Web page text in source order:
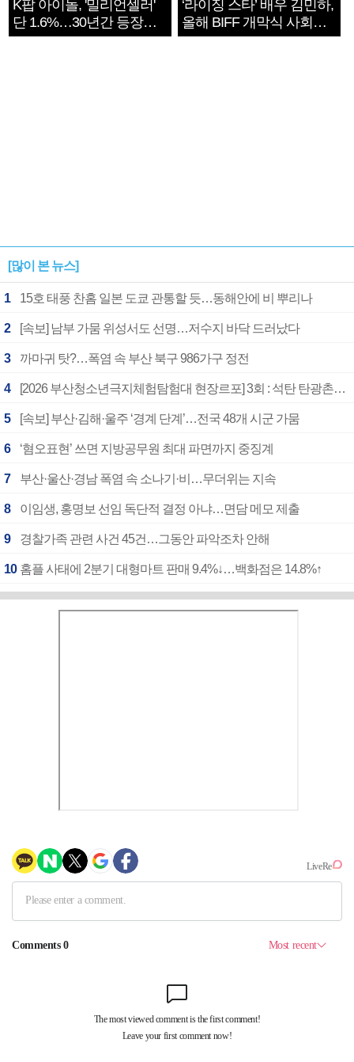
K팝 아이돌, '밀리언셀러'
단 1.6%…30년간 등장
1182개팀 전수조사
‘라이징 스타’ 배우 김민하,
올해 BIFF 개막식 사회자
확정
[많이 본 뉴스]
1 15호 태풍 찬홈 일본 도쿄 관통할 듯…동해안에 비 뿌리나
2 [속보] 남부 가뭄 위성서도 선명…저수지 바닥 드러났다
3 까마귀 탓?…폭염 속 부산 북구 986가구 정전
4 [2026 부산청소년극지체험탐험대 현장르포] 3회 : 석탄 탄광촌에서 북극 연구의 중심지로
5 [속보] 부산·김해·울주 ‘경계 단계’…전국 48개 시군 가뭄
6 ‘혐오표현’ 쓰면 지방공무원 최대 파면까지 중징계
7 부산·울산·경남 폭염 속 소나기·비…무더위는 지속
8 이임생, 홍명보 선임 독단적 결정 아냐…면담 메모 제출
9 경찰가족 관련 사건 45건…그동안 파악조차 안해
10 홈플 사태에 2분기 대형마트 판매 9.4%↓…백화점은 14.8%↑